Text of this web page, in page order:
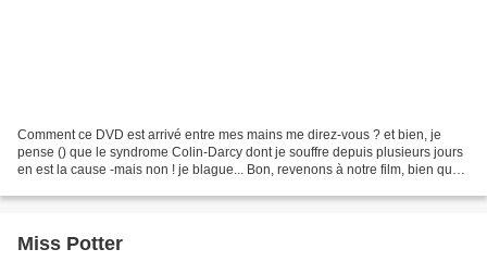
Comment ce DVD est arrivé entre mes mains me direz-vous ? et bien, je
pense () que le syndrome Colin-Darcy dont je souffre depuis plusieurs jours
en est la cause -mais non ! je blague... Bon, revenons à notre film, bien que
Miss Potter